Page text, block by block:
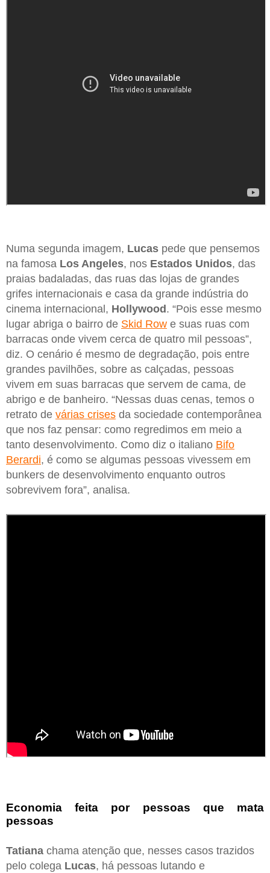
Numa segunda imagem, Lucas pede que pensemos
na famosa Los Angeles, nos Estados Unidos, das
praias badaladas, das ruas das lojas de grandes
grifes internacionais e casa da grande indústria do
cinema internacional, Hollywood. “Pois esse mesmo
lugar abriga o bairro de Skid Row e suas ruas com
barracas onde vivem cerca de quatro mil pessoas”,
diz. O cenário é mesmo de degradação, pois entre
grandes pavilhões, sobre as calçadas, pessoas
vivem em suas barracas que servem de cama, de
abrigo e de banheiro. “Nessas duas cenas, temos o
retrato de várias crises da sociedade contemporânea
que nos faz pensar: como regredimos em meio a
tanto desenvolvimento. Como diz o italiano Bifo
Berardi, é como se algumas pessoas vivessem em
bunkers de desenvolvimento enquanto outros
sobrevivem fora”, analisa.
Economia feita por pessoas que mata
pessoas
Tatiana chama atenção que, nesses casos trazidos
pelo colega Lucas, há pessoas lutando e